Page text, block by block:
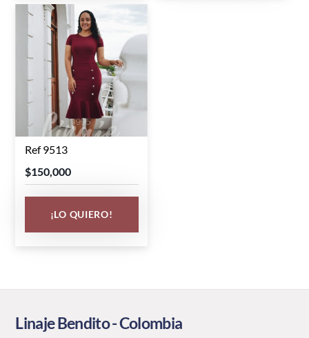
opciones
pueden
elegir
en
la
página
producto
Ref 9513
$150,000
¡LO QUIERO!
Este
producto
tiene
variantes.
en
Linaje Bendito - Colombia